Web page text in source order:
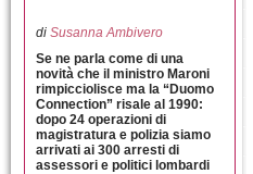
di Susanna Ambivero
Se ne parla come di una
novità che il ministro Maroni
rimpicciolisce ma la “Duomo
Connection” risale al 1990:
dopo 24 operazioni di
magistratura e polizia siamo
arrivati ai 300 arresti di
assessori e politici lombardi